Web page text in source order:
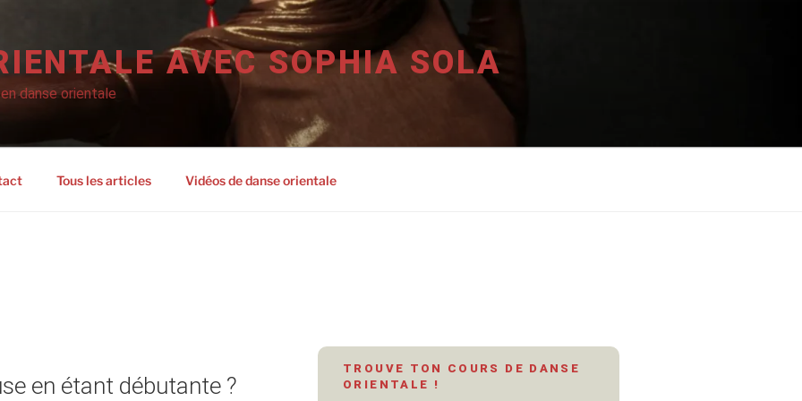
AVEC SOPHIA SOLA
danse orientale
Tous les articles Vidéos de danse orientale
en étant débutante ?
TROUVE TON COURS DE DANSE
ORIENTALE !